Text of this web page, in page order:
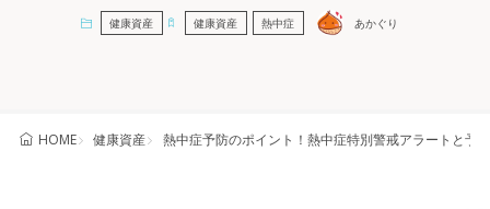
健康資産 健康資産 熱中症 あかぐり
HOME 健康資産 熱中症予防のポイント！熱中症特別警戒アラートと予